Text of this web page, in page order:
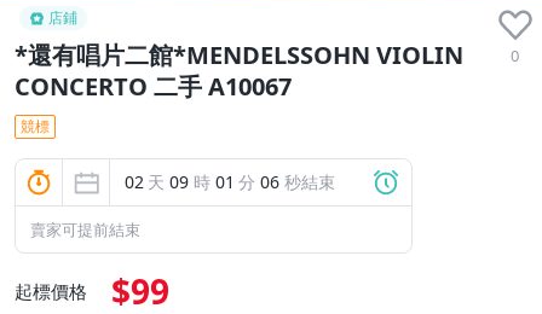
店鋪
*還有唱片二館*MENDELSSOHN VIOLIN
CONCERTO 二手 A10067
0
競標
02 天 09 時 01 分 06 秒結束
賣家可提前結束
起標價格 $99